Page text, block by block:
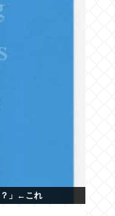
？」←これ